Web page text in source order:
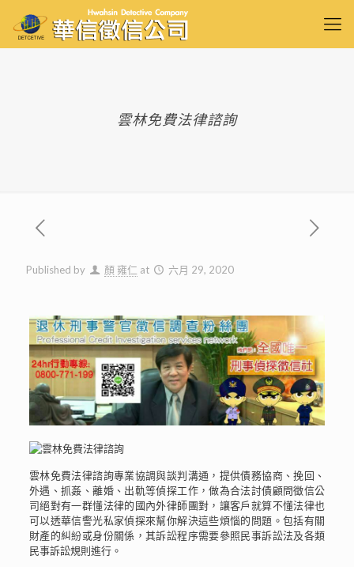
雲林免費法律諮詢
Published by 顏 雍仁 at 六月 29, 2020
雲林免費法律諮詢專業協調與談判溝通，提供債務協商、挽回、
外遇、抓姦、離婚、出軌等偵探工作，做為合法討債顧問徵信公
司絕對有一群懂法律的國內外律師團對，讓客戶就算不懂法律也
可以透華信警光私家偵探來幫你解決這些煩惱的問題。包括有關
財產的糾紛或身份關係，其訴訟程序需要參照民事訴訟法及各類
民事訴訟規則進行。